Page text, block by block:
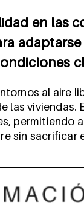
en las
al aire
las viviendas.
permitiendo
sin sacrificar